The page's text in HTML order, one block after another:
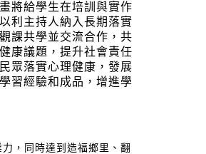
將給學生在培訓與實作
利主持人納入長期落實
課共學並交流合作，共
康議題，提升社會責任
眾落實心理健康，發展
習經驗和成品，增進學
，同時達到造福鄉里、翻